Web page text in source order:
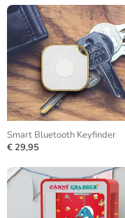
Smart Bluetooth Keyfinder
€ 29,95